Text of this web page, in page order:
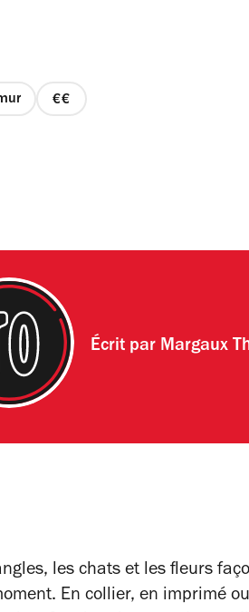
prix
Écrit par Margaux
les chats et les fleurs
En collier, en imprimé